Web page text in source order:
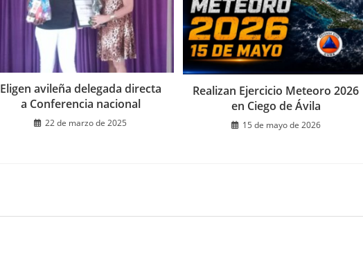
Eligen avileña delegada directa
a Conferencia nacional
22 de marzo de 2025
Realizan Ejercicio Meteoro 2026
en Ciego de Ávila
15 de mayo de 2026